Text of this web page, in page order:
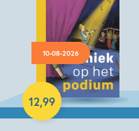
10-08-2026
12,99
Hardcover